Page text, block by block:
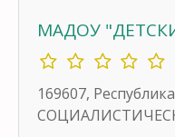
МАДОУ
169607,